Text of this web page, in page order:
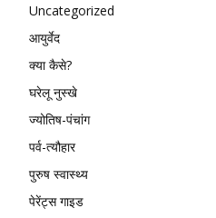
Uncategorized
आयुर्वेद
क्या कैसे?
घरेलू नुस्खे
ज्योतिष-पंचांग
पर्व-त्यौहार
पुरुष स्वास्थ्य
पेरेंट्स गाइड